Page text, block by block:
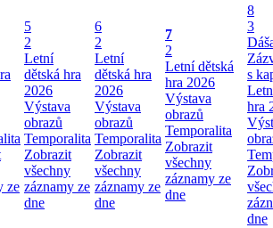
ze
5
2
Letní
dětská hra
2026
Výstava
obrazů
Temporalita
Zobrazit
všechny
záznamy ze
dne
6
2
Letní
dětská hra
2026
Výstava
obrazů
Temporalita
Zobrazit
všechny
záznamy ze
dne
7
2
Letní dětská
hra 2026
Výstava
obrazů
Temporalita
Zobrazit
všechny
záznamy ze
dne
8
3
s
hra
dne